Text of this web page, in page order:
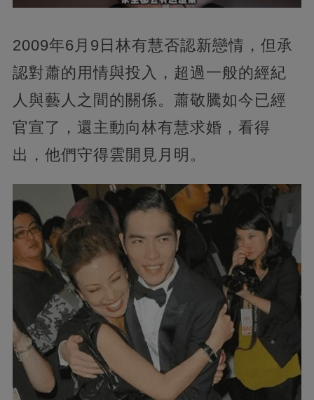
2009年6月9日林有慧否認新戀情，但承
認對蕭的用情與投入，超過一般的經紀
人與藝人之間的關係。蕭敬騰如今已經
官宣了，還主動向林有慧求婚，看得
出，他們守得雲開見月明。